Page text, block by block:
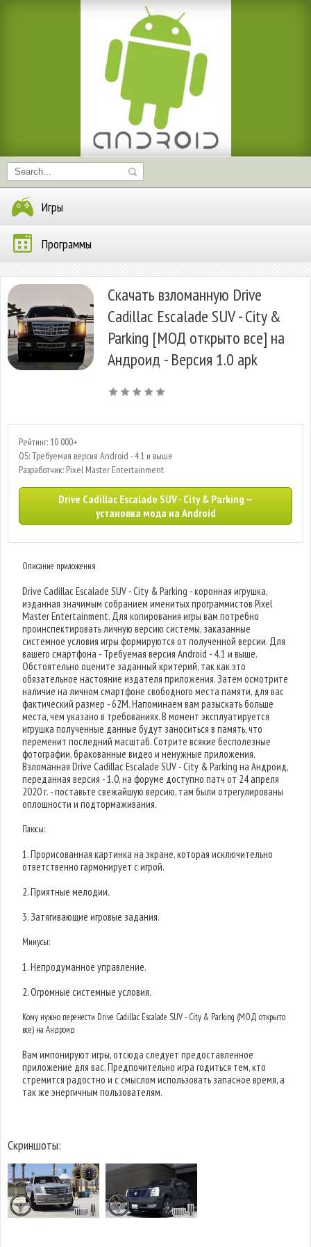
Игры
Программы
Скачать взломанную Drive
Cadillac Escalade SUV - City &
Parking [МОД открыто все] на
Андроид - Версия 1.0 apk
Рейтинг: 10 000+
OS: Требуемая версия Android - 4.1 и выше
Разработчик: Pixel Master Entertainment
Drive Cadillac Escalade SUV - City & Parking —
установка мода на Android
Описание приложения
Drive Cadillac Escalade SUV - City & Parking - коронная игрушка,
изданная значимым собранием именитых программистов Pixel
Master Entertainment. Для копирования игры вам потребно
проинспектировать личную версию системы, заказанные
системное условия игры формируются от полученной версии. Для
вашего смартфона - Требуемая версия Android - 4.1 и выше.
Обстоятельно оцените заданный критерий, так как это
обязательное настояние издателя приложения. Затем осмотрите
наличие на личном смартфоне свободного места памяти, для вас
фактический размер - 62M. Напоминаем вам разыскать больше
места, чем указано в требованиях. В момент эксплуатируется
игрушка полученные данные будут заноситься в память, что
переменит последний масштаб. Сотрите всякие бесполезные
фотографии, бракованные видео и ненужные приложения.
Взломанная Drive Cadillac Escalade SUV - City & Parking на Андроид,
переданная версия - 1.0, на форуме доступно патч от 24 апреля
2020 г. - поставьте свежайшую версию, там были отрегулированы
оплошности и подтормаживания.
Плюсы:
1. Прорисованная картинка на экране, которая исключительно
ответственно гармонирует с игрой.
2. Приятные мелодии.
3. Затягивающие игровые задания.
Минусы:
1. Непродуманное управление.
2. Огромные системные условия.
Кому нужно перенести Drive Cadillac Escalade SUV - City & Parking (МОД открыто
все) на Андроид
Вам импонируют игры, отсюда следует предоставленное
приложение для вас. Предпочительно игра годиться тем, кто
стремится радостно и с смыслом использовать запасное время, а
так же энергичным пользователям.
Скриншоты: